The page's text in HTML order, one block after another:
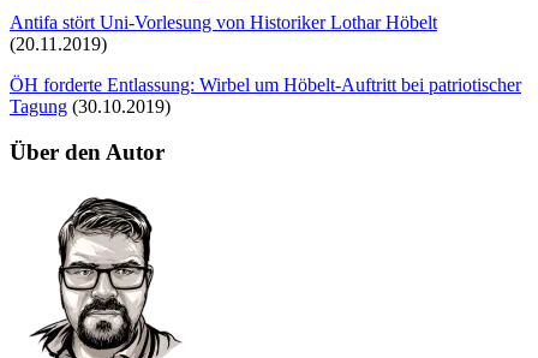
Antifa stört Uni-Vorlesung von Historiker Lothar Höbelt
(20.11.2019)
ÖH forderte Entlassung: Wirbel um Höbelt-Auftritt bei patriotischer
Tagung (30.10.2019)
Über den Autor